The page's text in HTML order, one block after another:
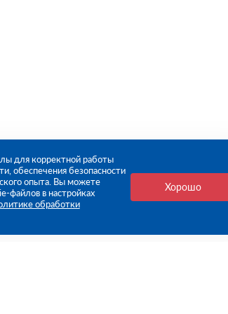
для корректной работы
обеспечения безопасности
опыта. Вы можете
файлов в настройках
обработки
Хорошо